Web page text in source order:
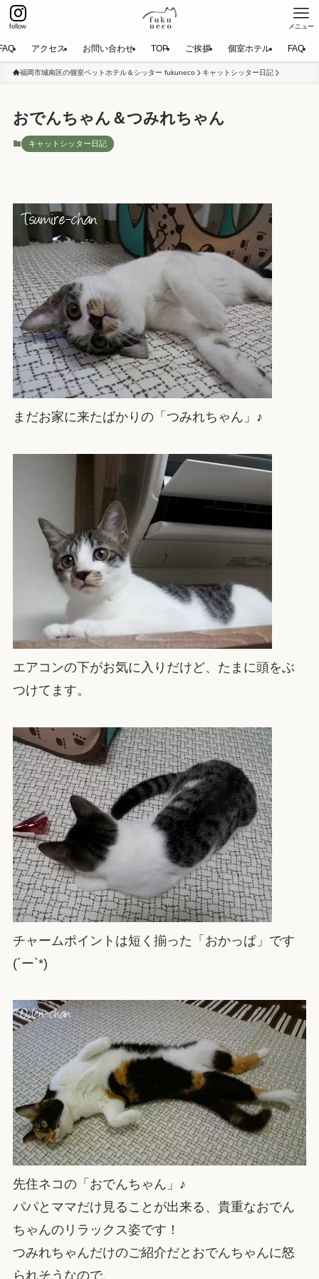
follow メニュー
アクセス お問い合わせ TOP ご挨拶 個室ホテル FAQ
福岡市城南区の個室ペットホテル＆シッター fukuneco キャットシッター日記
おでんちゃん＆つみれちゃん
キャットシッター日記
まだお家に来たばかりの「つみれちゃん」♪
エアコンの下がお気に入りだけど、たまに頭をぶ
つけてます。
チャームポイントは短く揃った「おかっぱ」です
(´ー`*)
先住ネコの「おでんちゃん」♪
パパとママだけ見ることが出来る、貴重なおでん
ちゃんのリラックス姿です！
つみれちゃんだけのご紹介だとおでんちゃんに怒
られそうなので、